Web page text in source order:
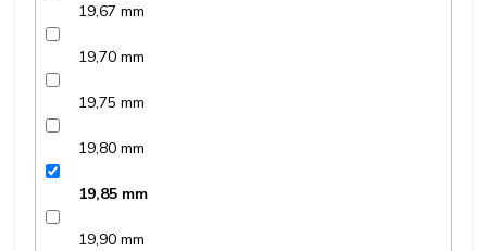
19,67 mm
19,70 mm
19,75 mm
19,80 mm
19,85 mm
19,90 mm